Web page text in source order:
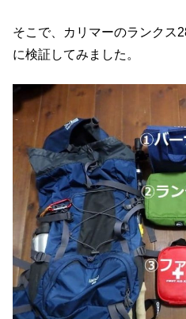
そこで、カリマーのランクス
に検証してみました。